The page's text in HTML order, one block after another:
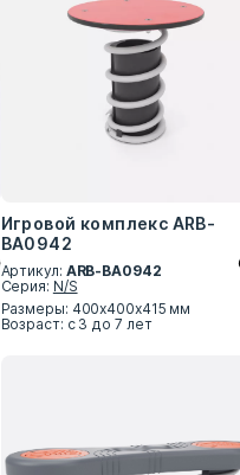
Игровой комплекс ARB-
BA0942
Артикул: ARB-BA0942
Серия: N/S
Размеры: 400х400х415 мм
Возраст: с 3 до 7 лет